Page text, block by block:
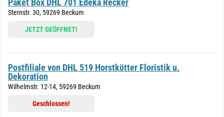
Paket Box DHL 701 Edeka Recker
Sternstr. 30, 59269 Beckum
JETZT GEÖFFNET!
Postfiliale von DHL 519 Horstkötter Floristik u.
Dekoration
Wilhelmstr. 12-14, 59269 Beckum
Geschlossen!